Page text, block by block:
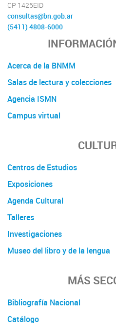
CP 1425EID
consultas@bn.gob.ar
(5411) 4808-6000
Acerca de la BNMM
Salas de lectura y colecciones
Agencia ISMN
Campus virtual
Centros de Estudios
Exposiciones
Agenda Cultural
Talleres
Investigaciones
Museo del libro y de la lengua
MÁS
Bibliografía Nacional
Catálogo